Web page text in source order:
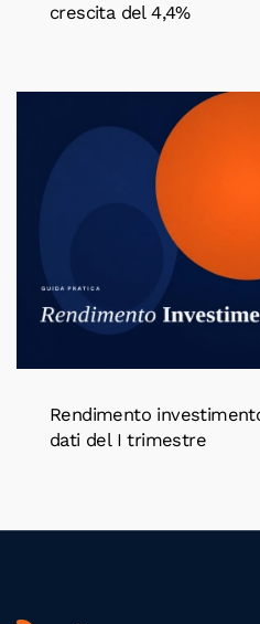
crescita del 4,4%
Rendimento
dati del I trimestre